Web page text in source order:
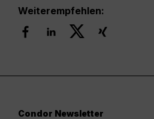
Weiterempfehlen:
Condor Newsletter